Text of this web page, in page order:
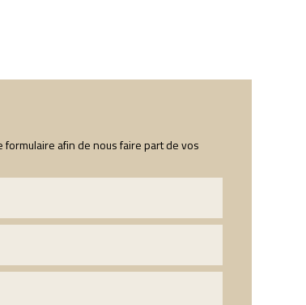
afin de nous faire part de vos